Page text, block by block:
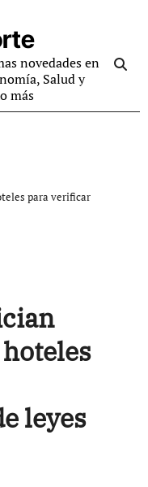
novedades en
Salud y
más
para verificar
leyes